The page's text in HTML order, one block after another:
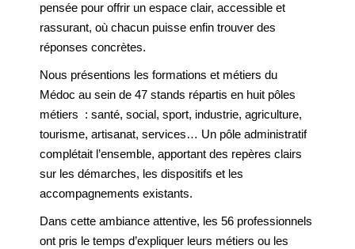
pensée pour offrir un espace clair, accessible et
rassurant, où chacun puisse enfin trouver des
réponses concrètes.
Nous présentions les formations et métiers du
Médoc au sein de 47 stands répartis en huit pôles
métiers : santé, social, sport, industrie, agriculture,
tourisme, artisanat, services… Un pôle administratif
complétait l’ensemble, apportant des repères clairs
sur les démarches, les dispositifs et les
accompagnements existants.
Dans cette ambiance attentive, les 56 professionnels
ont pris le temps d’expliquer leurs métiers ou les